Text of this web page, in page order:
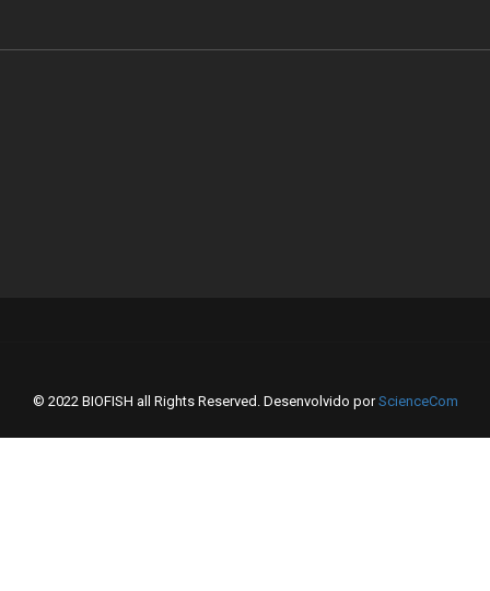
© 2022 BIOFISH all Rights Reserved. Desenvolvido porScienceCom